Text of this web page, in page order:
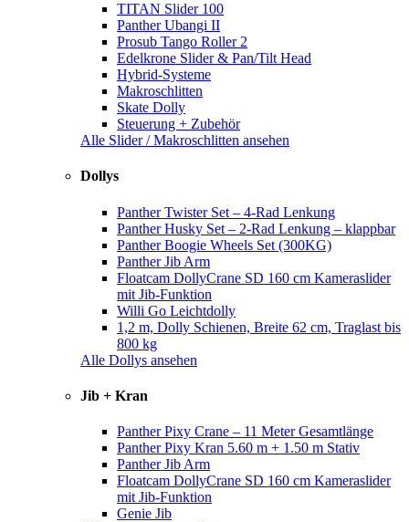
TITAN Slider 100
Panther Ubangi II
Prosub Tango Roller 2
Edelkrone Slider & Pan/Tilt Head
Hybrid-Systeme
Makroschlitten
Skate Dolly
Steuerung + Zubehör
Alle Slider / Makroschlitten ansehen
Dollys
Panther Twister Set – 4-Rad Lenkung
Panther Husky Set – 2-Rad Lenkung – klappbar
Panther Boogie Wheels Set (300KG)
Panther Jib Arm
Floatcam DollyCrane SD 160 cm Kameraslider
mit Jib-Funktion
Willi Go Leichtdolly
1,2 m, Dolly Schienen, Breite 62 cm, Traglast bis
800 kg
Alle Dollys ansehen
Jib + Kran
Panther Pixy Crane – 11 Meter Gesamtlänge
Panther Pixy Kran 5.60 m + 1.50 m Stativ
Panther Jib Arm
Floatcam DollyCrane SD 160 cm Kameraslider
mit Jib-Funktion
Genie Jib